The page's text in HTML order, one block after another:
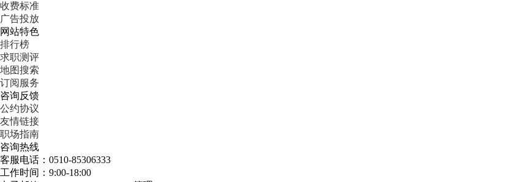
收费标准
广告投放
网站特色
排行榜
求职测评
地图搜索
订阅服务
咨询反馈
公约协议
友情链接
职场指南
咨询热线
客服电话：0510-85306333
工作时间：9:00-18:00